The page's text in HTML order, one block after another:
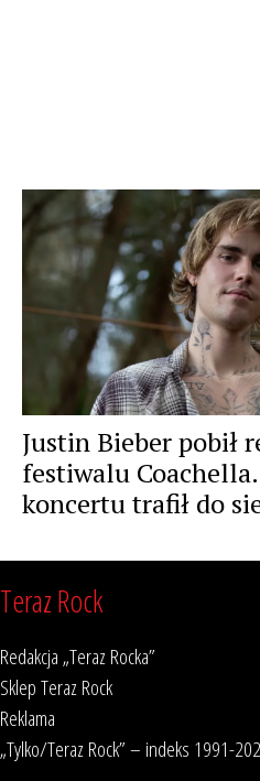
Justin Bieber pobił
festiwalu
koncertu trafił do
Teraz Rock
Redakcja „Teraz Rocka”
Sklep Teraz Rock
Reklama
„Tylko/Teraz Rock” – indeks 1991-